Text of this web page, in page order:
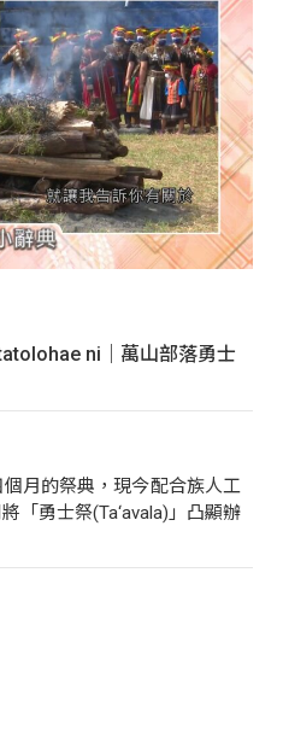
tatolohae ni｜萬山部落勇士
月的祭典，現今配合族人工
「勇士祭(Ta‘avala)」凸顯辦